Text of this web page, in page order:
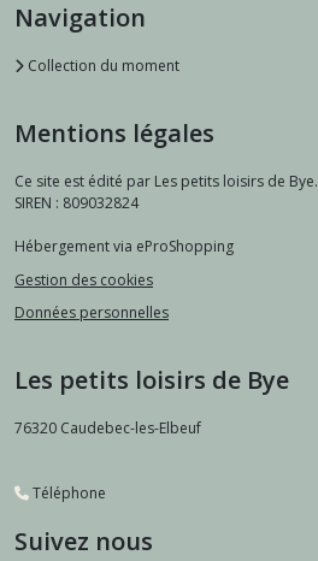
Navigation
Collection du moment
Mentions légales
Ce site est édité par Les petits loisirs de Bye.
SIREN : 809032824
Hébergement via eProShopping
Gestion des cookies
Données personnelles
Les petits loisirs de Bye
76320 Caudebec-les-Elbeuf
Téléphone
Suivez nous